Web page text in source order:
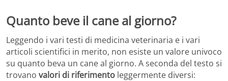
Quanto beve il cane al giorno?
Leggendo i vari testi di medicina veterinaria e i vari
articoli scientifici in merito, non esiste un valore univoco
su quanto beva un cane al giorno. A seconda del testo si
trovano valori di riferimento leggermente diversi: